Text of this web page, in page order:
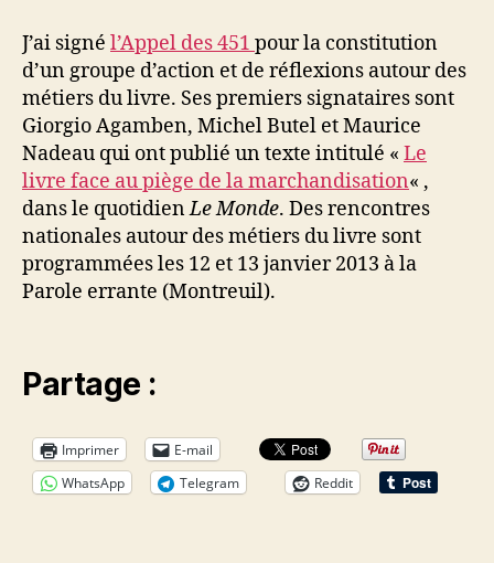
u
s
a
la
groupe
d’action
et
de
réflexions
autour
des
J’ai signé l’Appel des 451 pour la constitution
d’un groupe d’action et de réflexions autour des
métiers du livre. Ses premiers signataires sont
Giorgio Agamben, Michel Butel et Maurice
Nadeau qui ont publié un texte intitulé « Le
livre face au piège de la marchandisation« ,
dans le quotidienLe Monde. Des rencontres
nationales autour des métiers du livre sont
programmées les 12 et 13 janvier 2013 à la
Parole errante (Montreuil).
Partage :
Imprimer
E-mail
WhatsApp
Telegram Reddit